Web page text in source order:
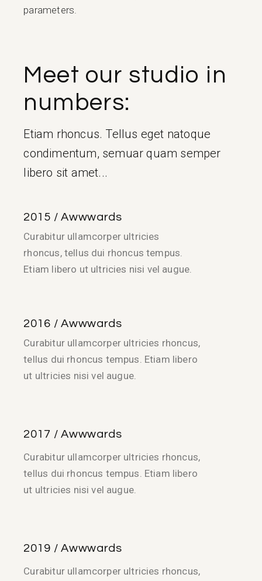
parameters.
Meet our studio in
numbers:
Etiam rhoncus. Tellus eget natoque
condimentum, semuar quam semper
libero sit amet...
2015 / Awwwards
Curabitur ullamcorper ultricies
rhoncus, tellus dui rhoncus tempus.
Etiam libero ut ultricies nisi vel augue.
2016 / Awwwards
Curabitur ullamcorper ultricies rhoncus,
tellus dui rhoncus tempus. Etiam libero
ut ultricies nisi vel augue.
2017 / Awwwards
Curabitur ullamcorper ultricies rhoncus,
tellus dui rhoncus tempus. Etiam libero
ut ultricies nisi vel augue.
2019 / Awwwards
Curabitur ullamcorper ultricies rhoncus,